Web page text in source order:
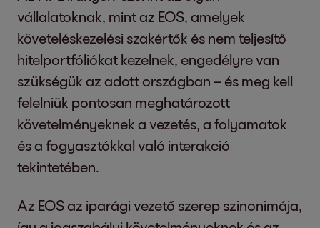
vállalatoknak, mint az EOS, amelyek
követeléskezelési szakértők és nem teljesítő
hitelportfóliókat kezelnek, engedélyre van
szükségük az adott országban – és meg kell
felelniük pontosan meghatározott
követelményeknek a vezetés, a folyamatok
és a fogyasztókkal való interakció
tekintetében.
Az EOS az iparági vezető szerep szinonimája,